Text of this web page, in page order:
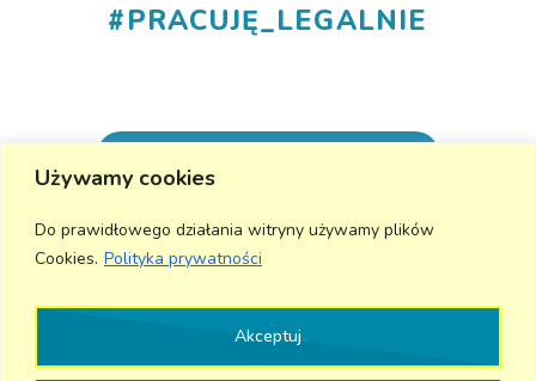
Używamy cookies
Do prawidłowego działania witryny używamy plików
Cookies. Polityka prywatności
Akceptuj
#PRACUJĘ_LEGALNIE
+48 530 555 015
info@aktivmed24.pl